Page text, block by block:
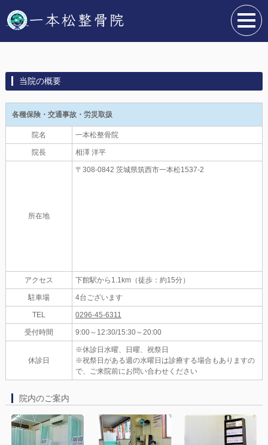
当院の概要
各種保険・交通事故・労災取扱
院名 一本松整骨院
院長 相澤 洋平
所在地
〒308-0842 茨城県筑西市一本松1537-2
アクセス 下館駅から1.1km（徒歩：約15分）
駐車場 4台ございます
TEL 0296-45-6311
受付時間 9:00～12:30/15:30～20:00
休診日
※休診日水曜、日曜、祝祭日
※祝祭日がある週の水曜日は診療する場合もありますの
で、ご来院前にお問い合わせください
院内のご案内